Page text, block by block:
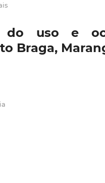
do uso e
Braga,